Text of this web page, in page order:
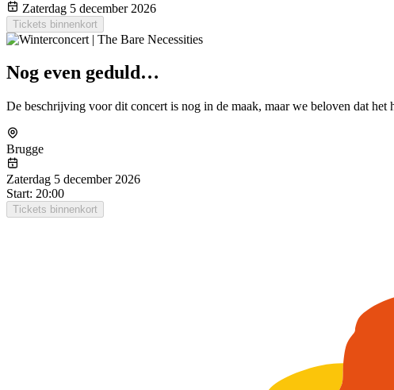
Zaterdag 5 december 2026
Tickets binnenkort
Nog even geduld…
De beschrijving voor dit concert is nog in de maak, maar we beloven dat het
Brugge
Zaterdag 5 december 2026
Start: 20:00
Tickets binnenkort